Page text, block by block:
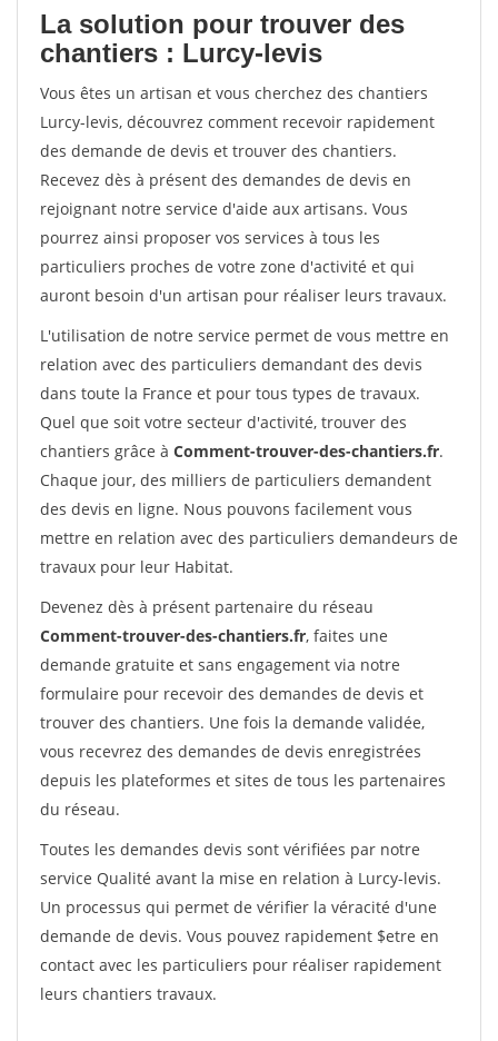
La solution pour trouver des
chantiers : Lurcy-levis
Vous êtes un artisan et vous cherchez des chantiers
Lurcy-levis, découvrez comment recevoir rapidement
des demande de devis et trouver des chantiers.
Recevez dès à présent des demandes de devis en
rejoignant notre service d'aide aux artisans. Vous
pourrez ainsi proposer vos services à tous les
particuliers proches de votre zone d'activité et qui
auront besoin d'un artisan pour réaliser leurs travaux.
L'utilisation de notre service permet de vous mettre en
relation avec des particuliers demandant des devis
dans toute la France et pour tous types de travaux.
Quel que soit votre secteur d'activité, trouver des
chantiers grâce à Comment-trouver-des-chantiers.fr.
Chaque jour, des milliers de particuliers demandent
des devis en ligne. Nous pouvons facilement vous
mettre en relation avec des particuliers demandeurs de
travaux pour leur Habitat.
Devenez dès à présent partenaire du réseau
Comment-trouver-des-chantiers.fr, faites une
demande gratuite et sans engagement via notre
formulaire pour recevoir des demandes de devis et
trouver des chantiers. Une fois la demande validée,
vous recevrez des demandes de devis enregistrées
depuis les plateformes et sites de tous les partenaires
du réseau.
Toutes les demandes devis sont vérifiées par notre
service Qualité avant la mise en relation à Lurcy-levis.
Un processus qui permet de vérifier la véracité d'une
demande de devis. Vous pouvez rapidement $etre en
contact avec les particuliers pour réaliser rapidement
leurs chantiers travaux.